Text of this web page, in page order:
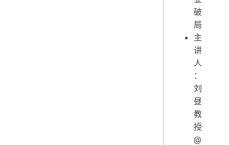
破
局
主
讲
人
：
刘
昼
教
授
@